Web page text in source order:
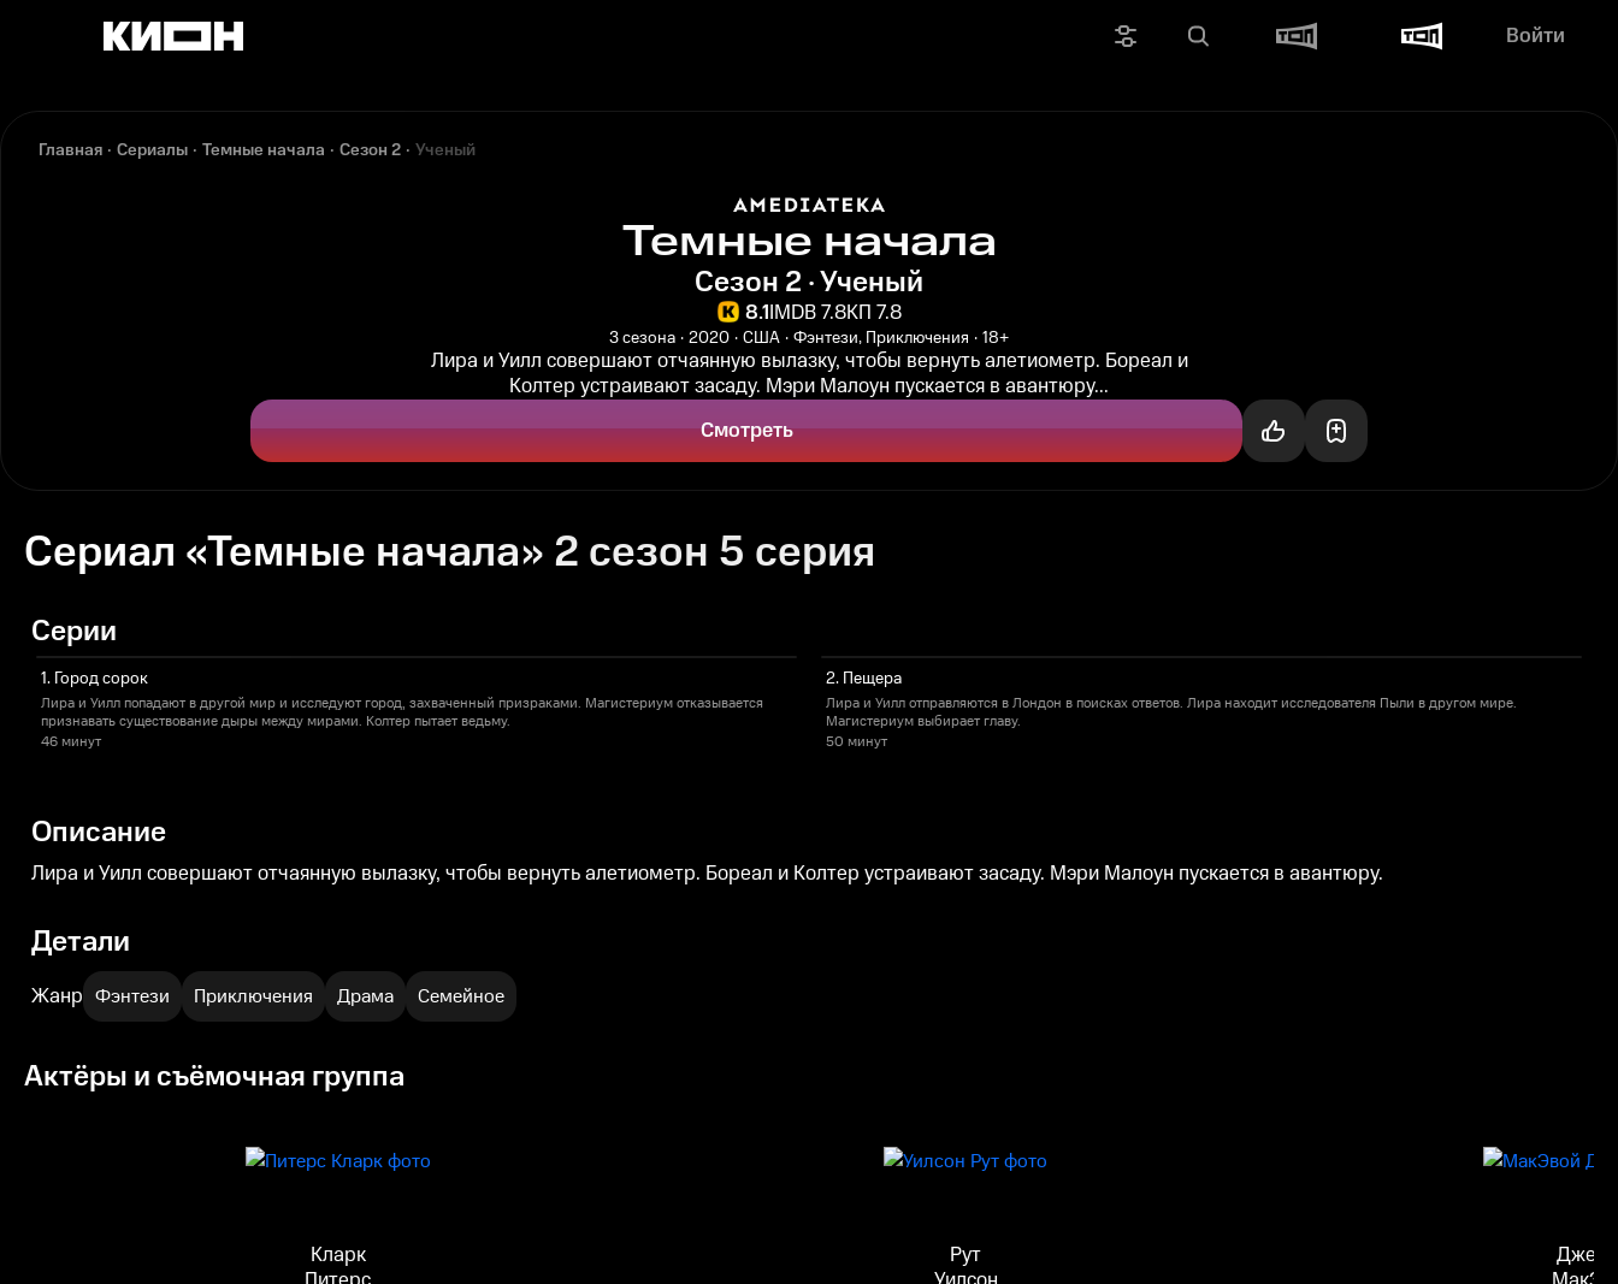
Войти
Главная Сериалы Темные начала Сезон 2 Ученый
Темные начала
Сезон 2 · Ученый
8.1IMDB 7.8КП 7.8
3 сезона 2020 США Фэнтези, Приключения 18+
Лира и Уилл совершают отчаянную вылазку, чтобы вернуть алетиометр. Бореал и
Колтер устраивают засаду. Мэри Малоун пускается в авантюру...
Смотреть
Сериал «Темные начала» 2 сезон 5 серия
Серии
1. Город сорок
Лира и Уилл попадают в другой мир и исследуют город, захваченный призраками. Магистериум отказывается
признавать существование дыры между мирами. Колтер пытает ведьму.
46 минут
2. Пещера
Лира и Уилл отправляются в Лондон в поисках ответов. Лира находит исследователя Пыли в другом мире.
Магистериум выбирает главу.
50 минут
Описание
Лира и Уилл совершают отчаянную вылазку, чтобы вернуть алетиометр. Бореал и Колтер устраивают засаду. Мэри Малоун пускается в авантюру.
Детали
Жанр Фэнтези Приключения Драма Семейное
Актёры и съёмочная группа
Кларк
Рут